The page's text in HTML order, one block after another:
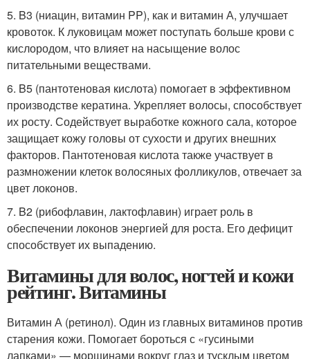
5. B3 (ниацин, витамин PP), как и витамин А, улучшает
кровоток. К луковицам может поступать больше крови с
кислородом, что влияет на насыщение волос
питательными веществами.
6. B5 (пантотеновая кислота) помогает в эффективном
производстве кератина. Укрепляет волосы, способствует
их росту. Содействует выработке кожного сала, которое
защищает кожу головы от сухости и других внешних
факторов. Пантотеновая кислота также участвует в
размножении клеток волосяных фолликулов, отвечает за
цвет локонов.
7. B2 (рибофлавин, лактофлавин) играет роль в
обеспечении локонов энергией для роста. Его дефицит
способствует их выпадению.
Витамины для волос, ногтей и кожи
рейтинг. Витамины
Витамин А (ретинол). Один из главных витаминов против
старения кожи. Помогает бороться с «гусиными
лапками» — морщинами вокруг глаз и тусклым цветом